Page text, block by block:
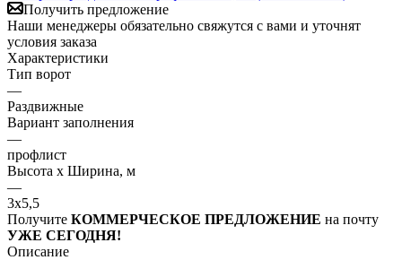
Получить предложение
Наши менеджеры обязательно свяжутся с вами и уточнят
условия заказа
Характеристики
Тип ворот
—
Раздвижные
Вариант заполнения
—
профлист
Высота х Ширина, м
—
3х5,5
Получите КОММЕРЧЕСКОЕ ПРЕДЛОЖЕНИЕ на почту
УЖЕ СЕГОДНЯ!
Описание